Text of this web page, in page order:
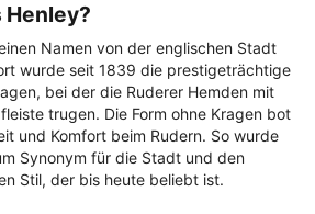
Namen von der englischen Stadt
wurde seit 1839 die prestigeträchtige
bei der die Ruderer Hemden mit
trugen. Die Form ohne Kragen bot
und Komfort beim Rudern. So wurde
Synonym für die Stadt und den
Stil, der bis heute beliebt ist.